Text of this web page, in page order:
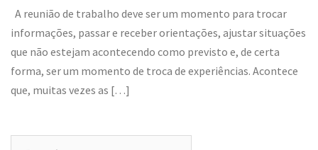
A reunião de trabalho deve ser um momento para trocar
informações, passar e receber orientações, ajustar situações
que não estejam acontecendo como previsto e, de certa
forma, ser um momento de troca de experiências. Acontece
que, muitas vezes as […]